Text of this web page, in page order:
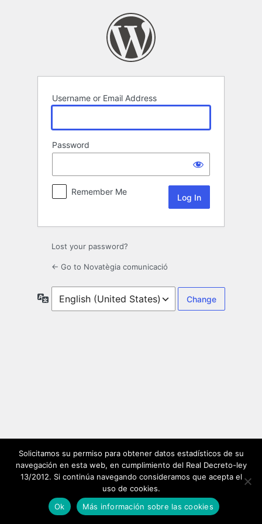
Username or Email Address
Password
Remember Me
Lost your password?
← Go to Novatègia comunicació
Language
Solicitamos su permiso para obtener datos estadísticos de su
navegación en esta web, en cumplimiento del Real Decreto-ley
13/2012. Si continúa navegando consideramos que acepta el
uso de cookies.
Ok
Más información sobre las cookies